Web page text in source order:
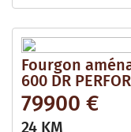
Fourgon
600 DR
79900 €
24 KM